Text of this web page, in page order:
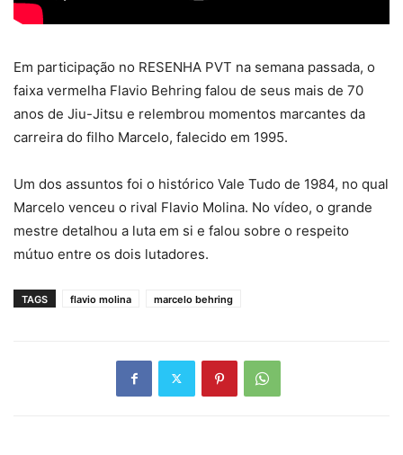
Em participação no RESENHA PVT na semana passada, o
faixa vermelha Flavio Behring falou de seus mais de 70
anos de Jiu-Jitsu e relembrou momentos marcantes da
carreira do filho Marcelo, falecido em 1995.
Um dos assuntos foi o histórico Vale Tudo de 1984, no qual
Marcelo venceu o rival Flavio Molina. No vídeo, o grande
mestre detalhou a luta em si e falou sobre o respeito
mútuo entre os dois lutadores.
TAGS flavio molina marcelo behring